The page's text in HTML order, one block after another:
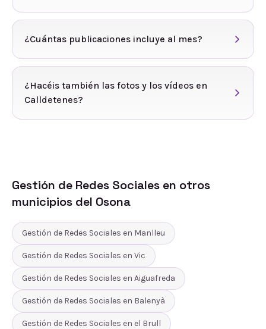
¿Cuántas publicaciones incluye al mes?
¿Hacéis también las fotos y los vídeos en
Calldetenes?
Gestión de Redes Sociales en otros
municipios del Osona
Gestión de Redes Sociales en Manlleu
Gestión de Redes Sociales en Vic
Gestión de Redes Sociales en Aiguafreda
Gestión de Redes Sociales en Balenyà
Gestión de Redes Sociales en el Brull